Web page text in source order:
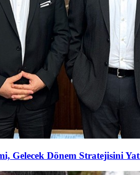
Gelecek Dönem Stratejisini